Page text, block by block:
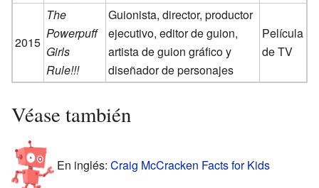
2015
The
Powerpuff
Girls
Rule!!!
Guionista, director, productor
ejecutivo, editor de guion,
artista de guion gráfico y
diseñador de personajes
Película
de TV
Véase también
En inglés: Craig McCracken Facts for Kids